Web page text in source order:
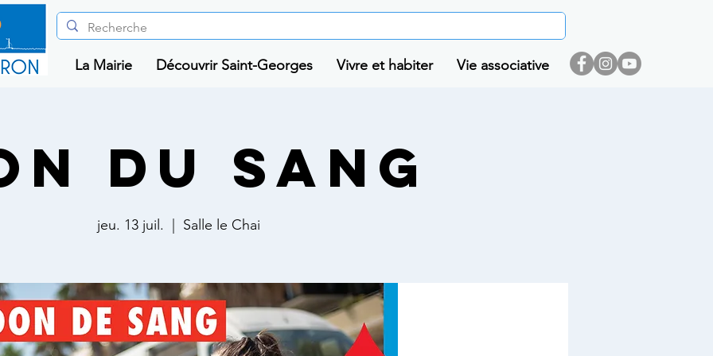
La Mairie Découvrir Saint-Georges Vivre et habiter Vie associative
DU SANG
jeu. 13 juil. Salle le Chai